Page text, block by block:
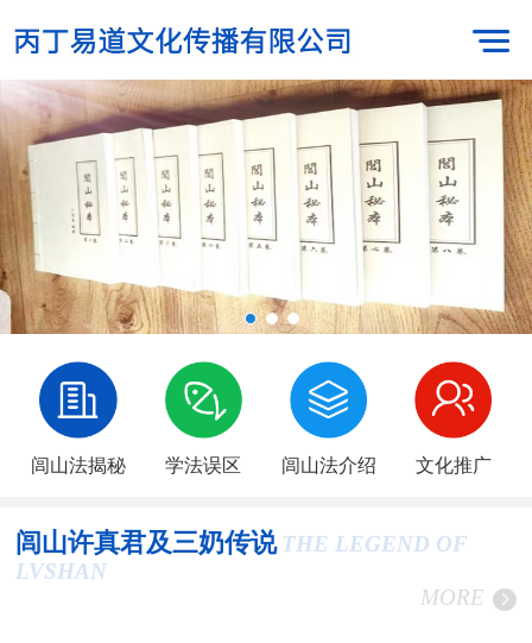
闾山法揭秘 学法误区 闾山法介绍 文化推广
闾山许真君及三奶传说 THE LEGEND OF
LVSHAN
MORE